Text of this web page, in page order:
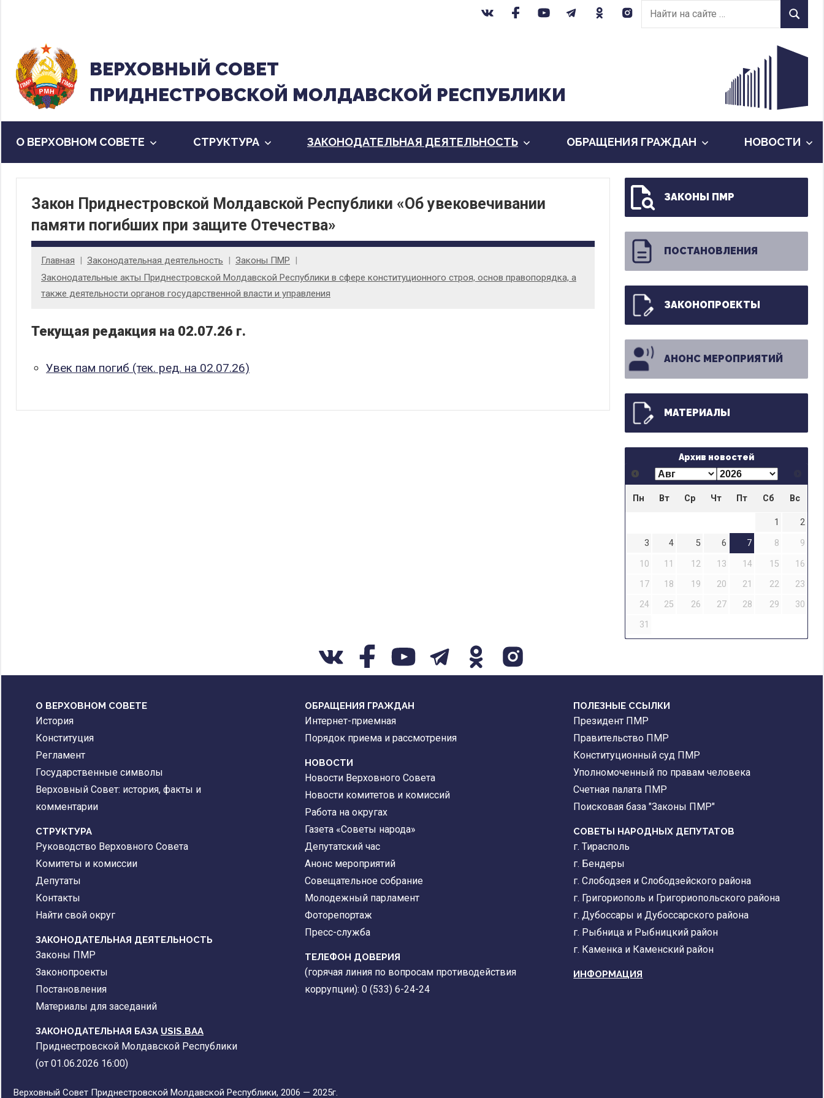
содержанию
Найти
на
Найти
ВЕРХОВНЫЙ CОВЕТ
ПРИДНЕСТРОВСКОЙ МОЛДАВСКОЙ РЕСПУБЛИКИ
О ВЕРХОВНОМ СОВЕТЕ CТРУКТУРА ЗАКОНОДАТЕЛЬНАЯ ДЕЯТЕЛЬНОСТЬ ОБРАЩЕНИЯ ГРАЖДАН НОВОСТИ
Закон Приднестровской Молдавской Республики «Об увековечивании
памяти погибших при защите Отечества»
Главная Законодательная деятельность
Законы ПМР
Законодательные акты Приднестровской Молдавской Республики в сфере конституционного строя, основ правопорядка, а
также деятельности органов государственной власти и управления
Текущая редакция на 02.07.26 г.
Увек пам погиб (тек. ред. на 02.07.26)
ЗАКОНЫ ПМР
ПОСТАНОВЛЕНИЯ
ЗАКОНОПРОЕКТЫ
АНОНС МЕРОПРИЯТИЙ
МАТЕРИАЛЫ
Архив новостей
Пн Вт Ср Чт Пт Сб Вс
1
2
3
4 5 6 7 8
9
10
11 12 13 14 15
16
17
18 19 20 21 22
23
24
25 26 27 28 29
30
31
О ВЕРХОВНОМ СОВЕТЕ
История
Конституция
Регламент
Государственные символы
Верховный Совет: история, факты и
комментарии
CТРУКТУРА
Руководство Верховного Совета
Комитеты и комиссии
Депутаты
Контакты
Найти свой округ
ЗАКОНОДАТЕЛЬНАЯ ДЕЯТЕЛЬНОСТЬ
Законы ПМР
Законопроекты
Постановления
Материалы для заседаний
ЗАКОНОДАТЕЛЬНАЯ БАЗА USIS.BAA
Приднестровской Молдавской Республики
(от 01.06.2026 16:00)
ОБРАЩЕНИЯ ГРАЖДАН
Интернет-приемная
Порядок приема и рассмотрения
НОВОСТИ
Новости Верховного Совета
Новости комитетов и комиссий
Работа на округах
Газета «Советы народа»
Депутатский час
Анонс мероприятий
Совещательное собрание
Молодежный парламент
Фоторепортаж
Пресс-служба
ТЕЛЕФОН ДОВЕРИЯ
(горячая линия по вопросам противодействия
коррупции): 0 (533) 6-24-24
ПОЛЕЗНЫЕ ССЫЛКИ
Президент ПМР
Правительство ПМР
Конституционный суд ПМР
Уполномоченный по правам человека
Счетная палата ПМР
Поисковая база "Законы ПМР"
СОВЕТЫ НАРОДНЫХ ДЕПУТАТОВ
г. Тирасполь
г. Бендеры
г. Слободзея и Слободзейского района
г. Григориополь и Григориопольского района
г. Дубоссары и Дубоссарского района
г. Рыбница и Рыбницкий район
г. Каменка и Каменский район
ИНФОРМАЦИЯ
Верховный Совет Приднестровской Молдавской Республики, 2006 — 2025г.